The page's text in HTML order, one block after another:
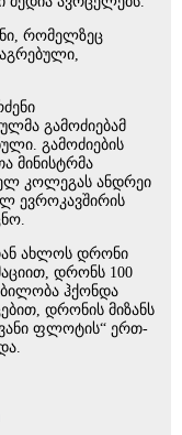
რომელზეც
გამოძიებამ
გამოძიების
მინისტრმა
კოლეგას ანდრეი
ევროკავშირის
ახლოს დრონი
დრონს 100
ჰქონდა
დრონის მიზანს
ფლოტის“ ერთ-